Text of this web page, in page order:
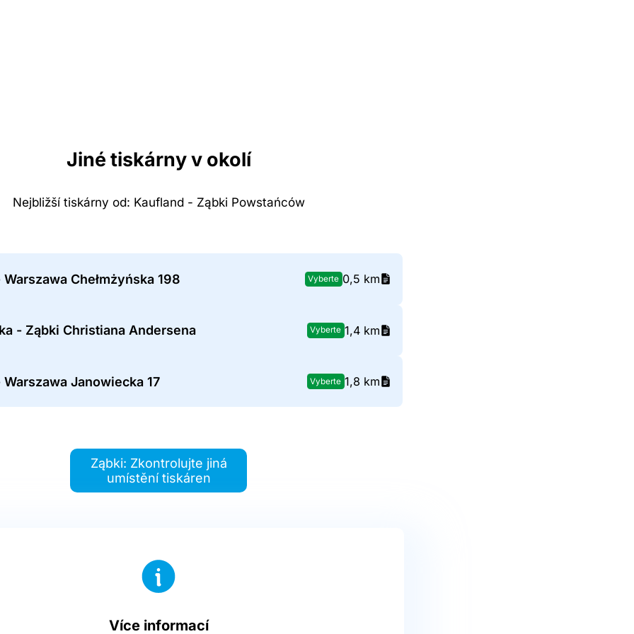
Jiné tiskárny v okolí
Nejbližší tiskárny od: Kaufland - Ząbki Powstańców
Warszawa Chełmżyńska 198 Vyberte 0,5 km
- Ząbki Christiana Andersena Vyberte 1,4 km
Warszawa Janowiecka 17 Vyberte 1,8 km
Ząbki: Zkontrolujte jiná
umístění tiskáren
Více informací